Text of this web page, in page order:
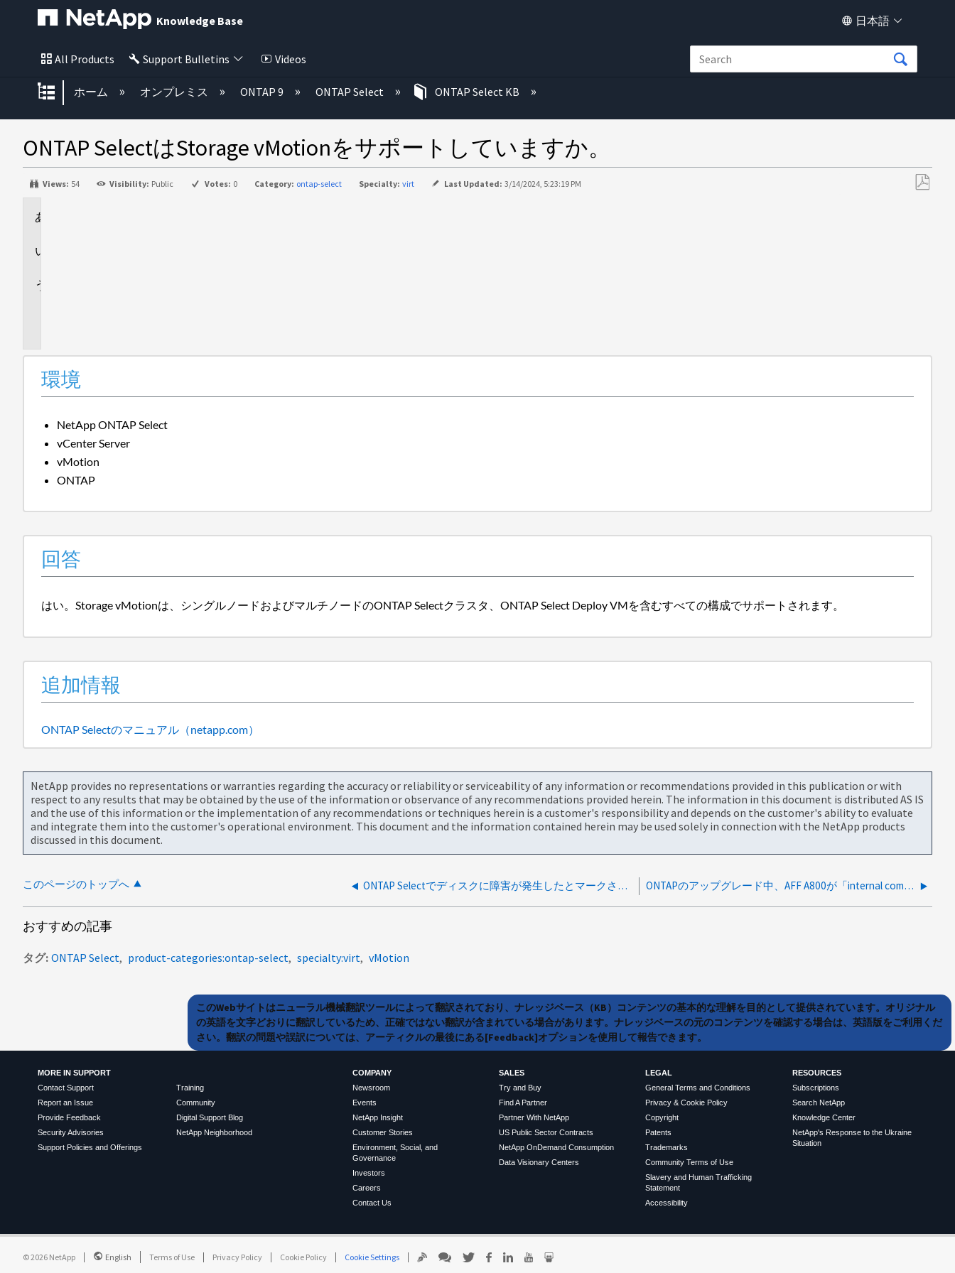
Knowledge Base 日本語
All Products Support Bulletins Videos
グローバル階層を展開/折りたたむ
ホーム オンプレミス ONTAP 9 ONTAP Select ONTAP Select KB
ONTAP SelectはStorage vMotionをサポートしていますか。
Views: 54 Visibility: Public Votes: 0 Category: ontap-select Specialty: virt Last Updated: 3/14/2024, 5:23:19 PM
環境
NetApp ONTAP Select
vCenter Server
vMotion
ONTAP
回答
はい。Storage vMotionは、シングルノードおよびマルチノードのONTAP Selectクラスタ、ONTAP Select Deploy VMを含むすべての構成でサポートされます。
追加情報
ONTAP Selectのマニュアル（netapp.com）
NetApp provides no representations or warranties regarding the accuracy or reliability or serviceability of any information or recommendations provided in this publication or with
respect to any results that may be obtained by the use of the information or observance of any recommendations provided herein. The information in this document is distributed AS IS
and the use of this information or the implementation of any recommendations or techniques herein is a customer's responsibility and depends on the customer's ability to evaluate
and integrate them into the customer's operational environment. This document and the information contained herein may be used solely in connection with the NetApp products
discussed in this document.
このページのトップへ ONTAP Selectでディスクに障害が発生したとマークされる ONTAPのアップグレード中、AFF A800が「internal components not present」アラートでパニックになった
おすすめの記事
タグ ONTAP Select product-categories:ontap-select specialty:virt vMotion
このWebサイトはニューラル機械翻訳ツールによって翻訳されており、ナレッジベース（KB）コンテンツの基本的な理解を目的として提供されています。オリジナル
の英語を文字どおりに翻訳しているため、正確ではない翻訳が含まれている場合があります。ナレッジベースの元のコンテンツを確認する場合は、英語版をご利用くだ
さい。翻訳の問題や誤訳については、アーティクルの最後にある[Feedback]オプションを使用して報告できます。
MORE IN SUPPORT
Contact Support
Report an Issue
Provide Feedback
Security Advisories
Support Policies and Offerings
Training
Community
Digital Support Blog
NetApp Neighborhood
COMPANY
Newsroom
Events
NetApp Insight
Customer Stories
Environment, Social, and
Governance
Investors
Careers
Contact Us
SALES
Try and Buy
Find A Partner
Partner With NetApp
US Public Sector Contracts
NetApp OnDemand Consumption
Data Visionary Centers
LEGAL
General Terms and Conditions
Privacy & Cookie Policy
Copyright
Patents
Trademarks
Community Terms of Use
Slavery and Human Trafficking
Statement
Accessibility
RESOURCES
Subscriptions
Search NetApp
Knowledge Center
NetApp's Response to the Ukraine
Situation
©2026 NetApp English Terms of Use Privacy Policy Cookie Policy Cookie Settings